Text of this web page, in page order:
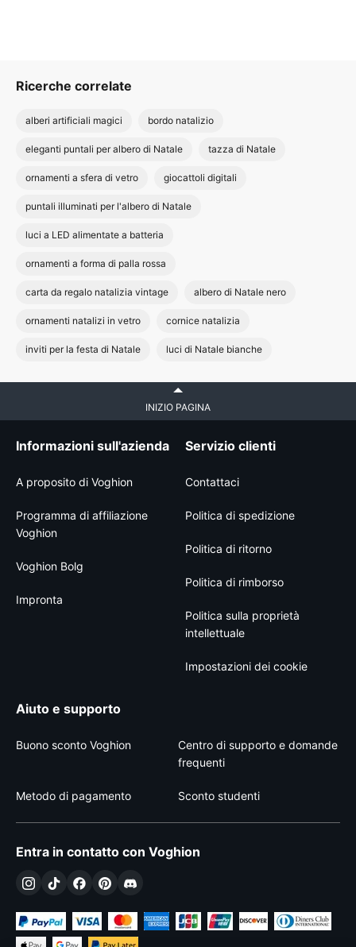
Ricerche correlate
alberi artificiali magici bordo natalizio
eleganti puntali per albero di Natale tazza di Natale
ornamenti a sfera di vetro giocattoli digitali
puntali illuminati per l'albero di Natale
luci a LED alimentate a batteria
ornamenti a forma di palla rossa
carta da regalo natalizia vintage albero di Natale nero
ornamenti natalizi in vetro cornice natalizia
inviti per la festa di Natale luci di Natale bianche
INIZIO PAGINA
Informazioni sull'azienda
A proposito di Voghion
Programma di affiliazione
Voghion
Voghion Bolg
Impronta
Servizio clienti
Contattaci
Politica di spedizione
Politica di ritorno
Politica di rimborso
Politica sulla proprietà
intellettuale
Impostazioni dei cookie
Aiuto e supporto
Buono sconto Voghion
Centro di supporto e domande
frequenti
Metodo di pagamento Sconto studenti
Entra in contatto con Voghion